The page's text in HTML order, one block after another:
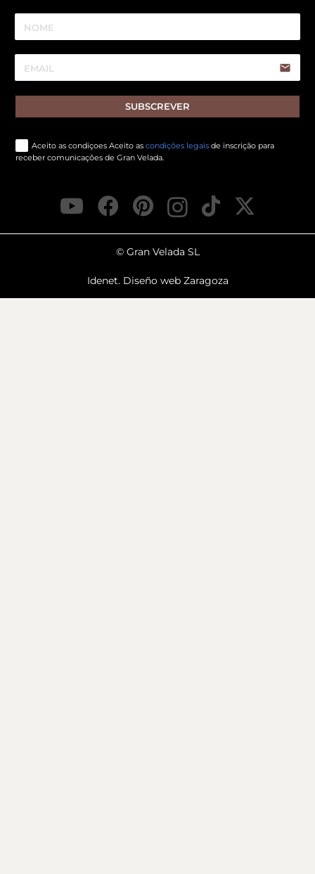
email
SUBSCREVER
Aceito as condiçoes Aceito as condições legais de inscrição para
receber comunicações de Gran Velada.
© Gran Velada SL
Idenet. Diseño web Zaragoza